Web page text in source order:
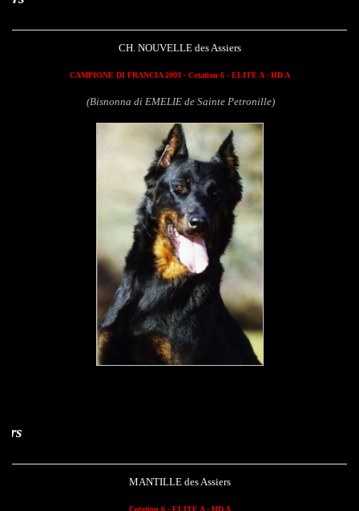
CH. NOUVELLE des Assiers
CAMPIONE DI FRANCIA 2003 - Cotation 6 - ELITE A - HD A
(Bisnonna di EMELIE de Sainte Petronille)
MANTILLE des Assiers